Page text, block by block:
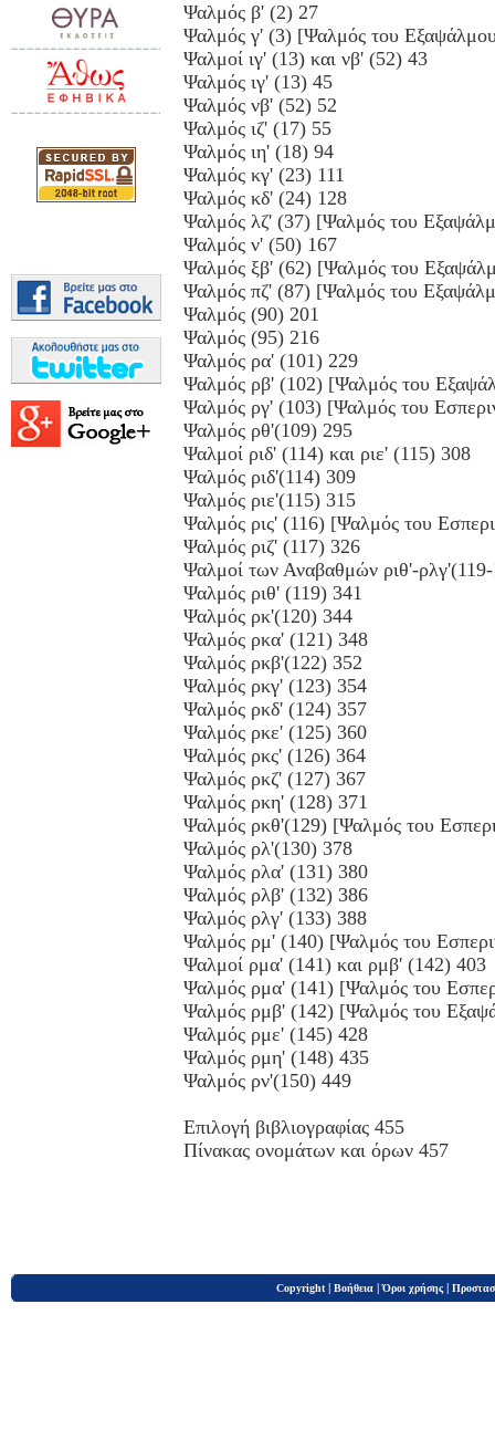
Ψαλμός β' (2) 27
Ψαλμός γ' (3) [Ψαλμός του
Ψαλμοί ιγ' (13) και νβ' (52) 43
Ψαλμός ιγ' (13) 45
Ψαλμός νβ' (52) 52
Ψαλμός ιζ' (17) 55
Ψαλμός ιη' (18) 94
Ψαλμός κγ' (23) 111
Ψαλμός κδ' (24) 128
Ψαλμός λζ' (37) [Ψαλμός του
Ψαλμός ν' (50) 167
Ψαλμός ξβ' (62) [Ψαλμός του
Ψαλμός πζ' (87) [Ψαλμός του
Ψαλμός (90) 201
Ψαλμός (95) 216
Ψαλμός ρα' (101) 229
Ψαλμός ρβ' (102) [Ψαλμός του
Ψαλμός ργ' (103) [Ψαλμός του
Ψαλμός ρθ'(109) 295
Ψαλμοί ριδ' (114) και ριε' (115) 308
Ψαλμός ριδ'(114) 309
Ψαλμός ριε'(115) 315
Ψαλμός ρις' (116) [Ψαλμός του
Ψαλμός ριζ' (117) 326
Ψαλμοί των Αναβαθμών ριθ'-
Ψαλμός ριθ' (119) 341
Ψαλμός ρκ'(120) 344
Ψαλμός ρκα' (121) 348
Ψαλμός ρκβ'(122) 352
Ψαλμός ρκγ' (123) 354
Ψαλμός ρκδ' (124) 357
Ψαλμός ρκε' (125) 360
Ψαλμός ρκς' (126) 364
Ψαλμός ρκζ' (127) 367
Ψαλμός ρκη' (128) 371
Ψαλμός ρκθ'(129) [Ψαλμός του
Ψαλμός ρλ'(130) 378
Ψαλμός ρλα' (131) 380
Ψαλμός ρλβ' (132) 386
Ψαλμός ρλγ' (133) 388
Ψαλμός ρμ' (140) [Ψαλμός του
Ψαλμοί ρμα' (141) και ρμβ' (142) 403
Ψαλμός ρμα' (141) [Ψαλμός του
Ψαλμός ρμβ' (142) [Ψαλμός του
Ψαλμός ρμε' (145) 428
Ψαλμός ρμη' (148) 435
Ψαλμός ρν'(150) 449
Επιλογή βιβλιογραφίας 455
Πίνακας ονομάτων και όρων 457
Copyright | Βοήθεια |Όροι χρήσης |